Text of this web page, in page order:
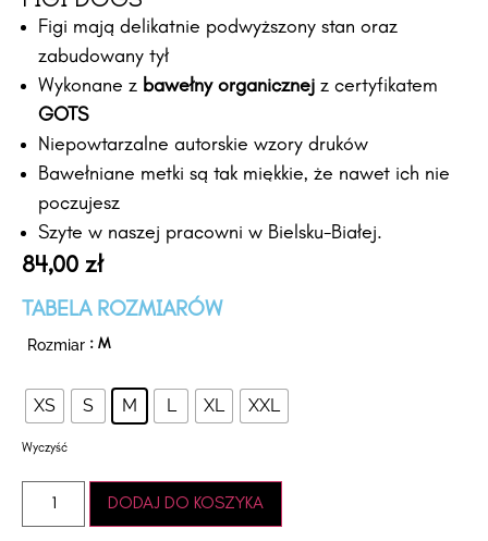
Figi mają delikatnie podwyższony stan oraz
zabudowany tył
Wykonane z bawełny organicznej z certyfikatem
GOTS
Niepowtarzalne autorskie wzory druków
Bawełniane metki są tak miękkie, że nawet ich nie
poczujesz
Szyte w naszej pracowni w Bielsku-Białej.
84,00 zł
TABELA ROZMIARÓW
Rozmiar : M
XS S M L XL XXL
Wyczyść
DODAJ DO KOSZYKA